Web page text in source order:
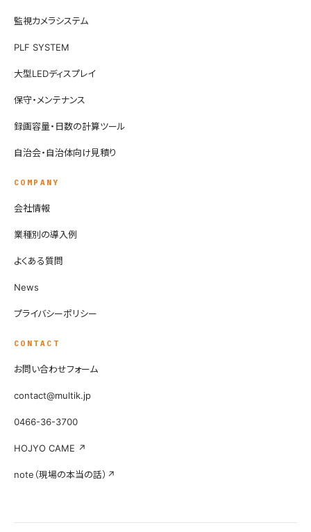
監視カメラシステム
PLF SYSTEM
大型LEDディスプレイ
保守・メンテナンス
録画容量・日数の計算ツール
自治会・自治体向け見積り
COMPANY
会社情報
業種別の導入例
よくある質問
News
プライバシーポリシー
CONTACT
お問い合わせフォーム
contact@multik.jp
0466-36-3700
HOJYO CAME ↗
note（現場の本当の話）↗